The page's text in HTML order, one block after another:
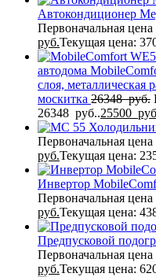
Автокондиционер
Первоначальная
руб.Текущая цена:
автодома
слоя, металлическая
москитка 26348руб.
26348 руб..25500
Первоначальная
руб.Текущая цена:
Инвертор
Первоначальная
руб.Текущая цена:
Предпусковой
Первоначальная
руб.Текущая цена: